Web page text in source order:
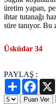
üretim yapan,
ihtar tutanağı
süre tanıyor. Bu
Üsküdar 34
PAYLAŞ :
Paylaş